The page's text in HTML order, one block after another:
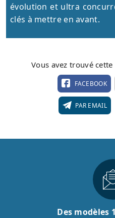
évolution et ultra
clés à mettre en avant.
Vous avez trouvé
FACEBOOK
PAR EMAIL
Des modèles